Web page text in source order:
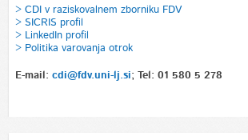
> CDI v raziskovalnem zborniku FDV
> SICRIS profil
> LinkedIn profil
> Politika varovanja otrok
E-mail: cdi@fdv.uni-lj.si; Tel: 01 580 5 278